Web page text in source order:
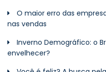
O maior erro das
nas vendas
Inverno Demográfico: o
envelhecer?